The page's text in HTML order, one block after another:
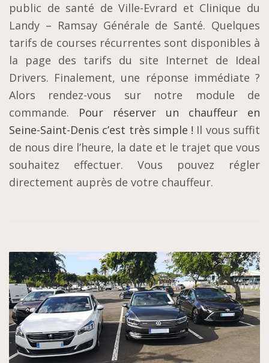
public de santé de Ville-Evrard et Clinique du
Landy – Ramsay Générale de Santé. Quelques
tarifs de courses récurrentes sont disponibles à
la page des tarifs du site Internet de Ideal
Drivers. Finalement, une réponse immédiate ?
Alors rendez-vous sur notre module de
commande. Pour réserver un chauffeur en
Seine-Saint-Denis c’est très simple ! Il vous suffit
de nous dire l’heure, la date et le trajet que vous
souhaitez effectuer. Vous pouvez régler
directement auprès de votre chauffeur.